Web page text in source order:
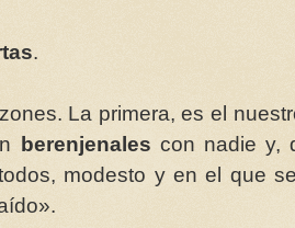
.
La primera, es el
berenjenales con nadie y,
modesto y en el que